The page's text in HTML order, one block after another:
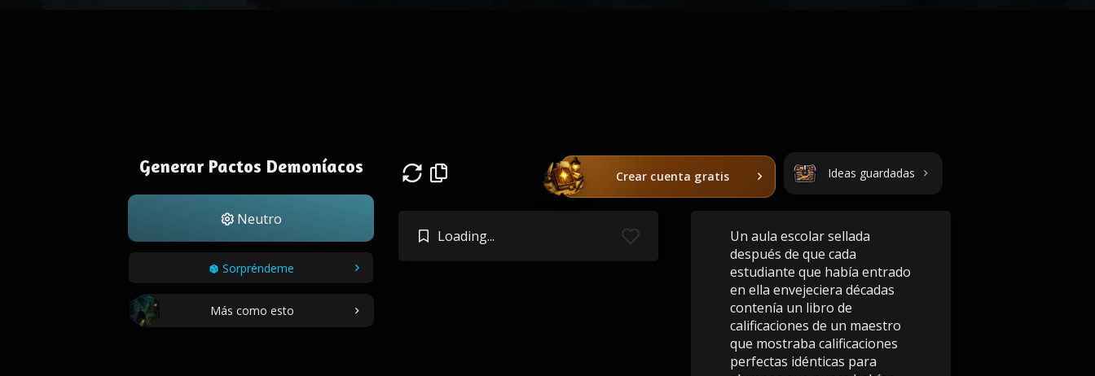
Generar Pactos Demoníacos
Neutro
Sorpréndeme
Más como esto
Crear cuenta gratis Ideas guardadas
Loading...
Un aula escolar sellada
después de que cada
estudiante que había entrado
en ella envejeciera décadas
contenía un libro de
calificaciones de un maestro
que mostraba calificaciones
perfectas idénticas para